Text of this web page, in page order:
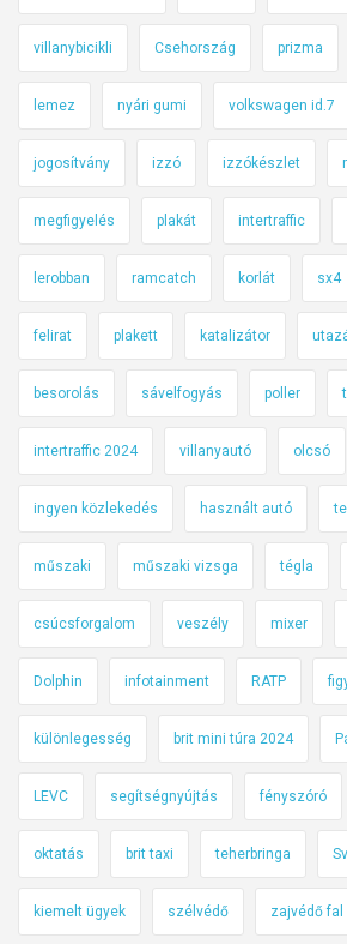
villanybicikli Csehország prizma
lemez nyári gumi volkswagen id.7
jogosítvány izzó izzókészlet
megfigyelés plakát intertraffic
lerobban ramcatch korlát sx4
felirat plakett katalizátor
besorolás sávelfogyás poller
intertraffic 2024 villanyautó olcsó
ingyen közlekedés használt autó
műszaki műszaki vizsga tégla
csúcsforgalom veszély mixer
Dolphin infotainment RATP
különlegesség brit mini túra 2024
LEVC segítségnyújtás fényszóró
oktatás brit taxi teherbringa
kiemelt ügyek szélvédő zajvédő fal